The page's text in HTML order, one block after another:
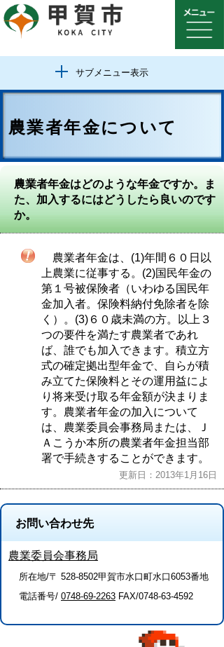
サブメニュー表示
農業者年金について
農業者年金はどのような年金ですか。ま
た、加入するにはどうしたら良いのです
か。
農業者年金は、(1)年間６０日以
上農業に従事する。(2)国民年金の
第１号被保険者（いわゆる国民年
金加入者。保険料納付免除者を除
く）。(3)６０歳未満の方。以上３
つの要件を満たす農業者であれ
ば、誰でも加入できます。積立方
式の確定拠出型年金で、自らが積
み立てた保険料とその運用益によ
り将来受け取る年金額が決まりま
す。農業者年金の加入について
は、農業委員会事務局または、Ｊ
Ａこうか本所の農業者年金担当部
署で手続きすることができます。
更新日：2013年1月16日
お問い合わせ先
農業委員会事務局
所在地/〒 528-8502甲賀市水口町水口6053番地
電話番号/ 0748-69-2263 FAX/0748-63-4592